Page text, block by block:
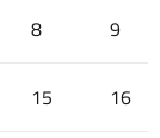
8 9
15 16